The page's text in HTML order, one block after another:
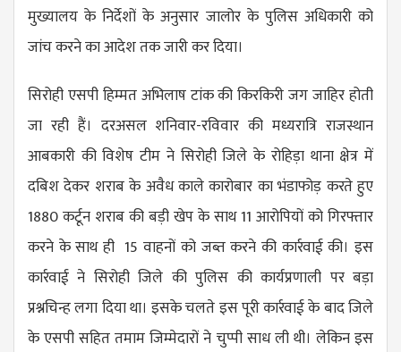
मुख्यालय के निर्देशों के अनुसार जालोर के पुलिस अधिकारी को
जांच करने का आदेश तक जारी कर दिया।
सिरोही एसपी हिम्मत अभिलाष टांक की किरकिरी जग जाहिर होती
जा रही हैं। दरअसल शनिवार-रविवार की मध्यरात्रि राजस्थान
आबकारी की विशेष टीम ने सिरोही जिले के रोहिड़ा थाना क्षेत्र में
दबिश देकर शराब के अवैध काले कारोबार का भंडाफोड़ करते हुए
1880 कर्टून शराब की बड़ी खेप के साथ 11 आरोपियों को गिरफ्तार
करने के साथ ही 15 वाहनों को जब्त करने की कार्रवाई की। इस
कार्रवाई ने सिरोही जिले की पुलिस की कार्यप्रणाली पर बड़ा
प्रश्नचिन्ह लगा दिया था। इसके चलते इस पूरी कार्रवाई के बाद जिले
के एसपी सहित तमाम जिम्मेदारों ने चुप्पी साध ली थी। लेकिन इस